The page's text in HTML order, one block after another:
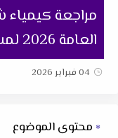
مراجعة كيمياء
العامة 2026 لمستر حسام محمود
04 فبراير 2026
محتوى الموضوع